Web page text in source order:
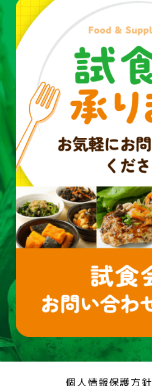
個人情報保護方針